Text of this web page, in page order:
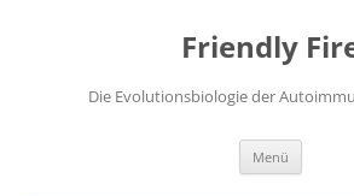
Friendly
Die Evolutionsbiologie der
Menü